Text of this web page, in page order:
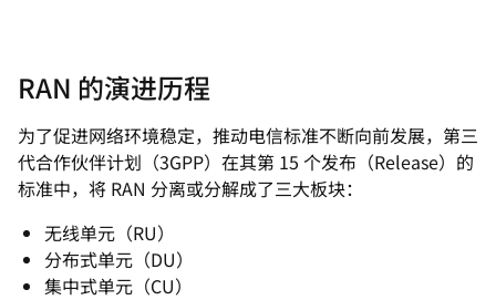
RAN 的演进历程
为了促进网络环境稳定，推动电信标准不断向前发展，第三
代合作伙伴计划（3GPP）在其第 15 个发布（Release）的
标准中，将 RAN 分离或分解成了三大板块：
无线单元（RU）
分布式单元（DU）
集中式单元（CU）